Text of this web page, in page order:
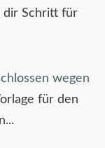
dir Schritt für
wegen
für den